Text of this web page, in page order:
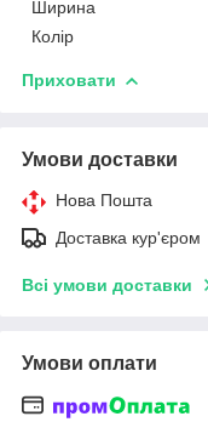
Ширина
Колір
Приховати
Умови доставки
Нова Пошта
Доставка кур'єром
Всі умови доставки
Умови оплати